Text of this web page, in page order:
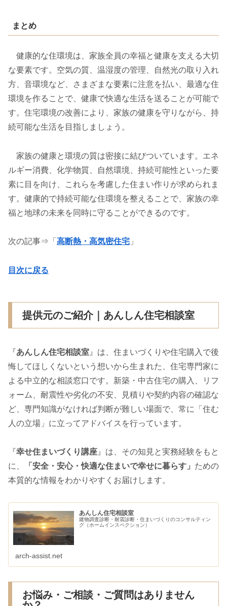
まとめ
健康的な住環境は、家族全員の幸福と健康を支える大切
な要素です。空気の質、温湿度の管理、自然光の取り入れ
方、音環境など、さまざまな要素に注意を払い、最適な住
環境を作ることで、健康で快適な生活を送ることが可能で
す。住宅環境の改善により、家族の健康を守りながら、持
続可能な生活を目指しましょう。
家族の健康と環境の質は密接に結びついています。エネ
ルギー消費、化学物質、自然環境、持続可能性といった要
素に目を向け、これらを考慮した住まい作りが求められま
す。健康的で持続可能な住環境を整えることで、家族の幸
福と地球の未来を同時に守ることができるのです。
次の記事⇒「 高断熱・高気密住宅 」
目次に戻る
提供元のご紹介｜あんしん住宅相談室
『あんしん住宅相談室 』は、住まいづくりや住宅購入で後
悔してほしくないという想いから生まれた、住宅専門家に
よる中立的な相談窓口です。新築・中古住宅の購入、リフ
ォーム、耐震性や劣化の不安、見積りや契約内容の確認な
ど、専門知識がなければ判断が難しい場面で、常に「住む
人の立場」に立ってアドバイスを行っています。
『幸せ住まいづくり講座』は、その知見と実務経験をもと
に、
「安全・安心・快適な住まいで幸せに暮らす」 ための
本質的な情報をわかりやすくお届けします。
あんしん住宅相談室
建物調査診断・耐震診断・住まいづくりのコンサルティン
グ（ホームインスペクション）
arch-assist.net
お悩み・ご相談・ご質問はありません